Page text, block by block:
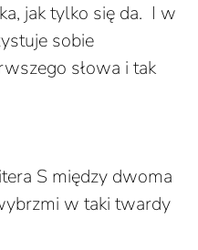
jak tylko się da. I w
sobie
słowa i tak
S między dwoma
w taki twardy